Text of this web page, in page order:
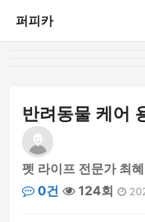
퍼피카
반려동물 케어
펫 라이프 전문가 최
0건
124회